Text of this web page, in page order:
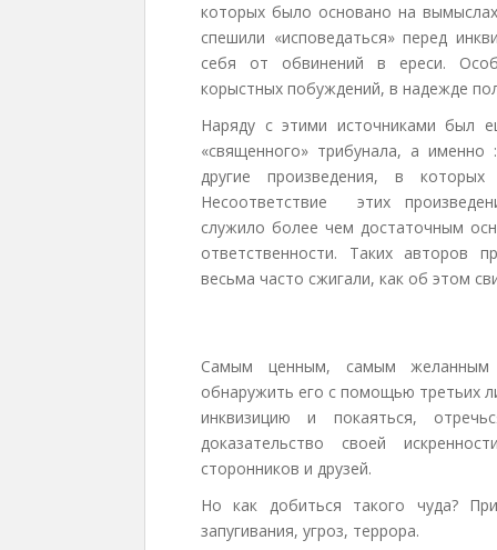
которых было основано на
спешили «исповедаться» перед
себя от обвинений в ереси.
корыстных побуждений, в надежде
Наряду с этими источниками был
«священного» трибунала, а
другие произведения, в
Несоответствие этих
служило более чем достаточным
ответственности. Таких авторов
весьма часто сжигали, как об
Самым ценным, самым желанным
обнаружить его с помощью третьих
инквизицию и покаяться,
доказательство своей
сторонников и друзей.
Но как добиться такого чуда?
запугивания, угроз, террора.